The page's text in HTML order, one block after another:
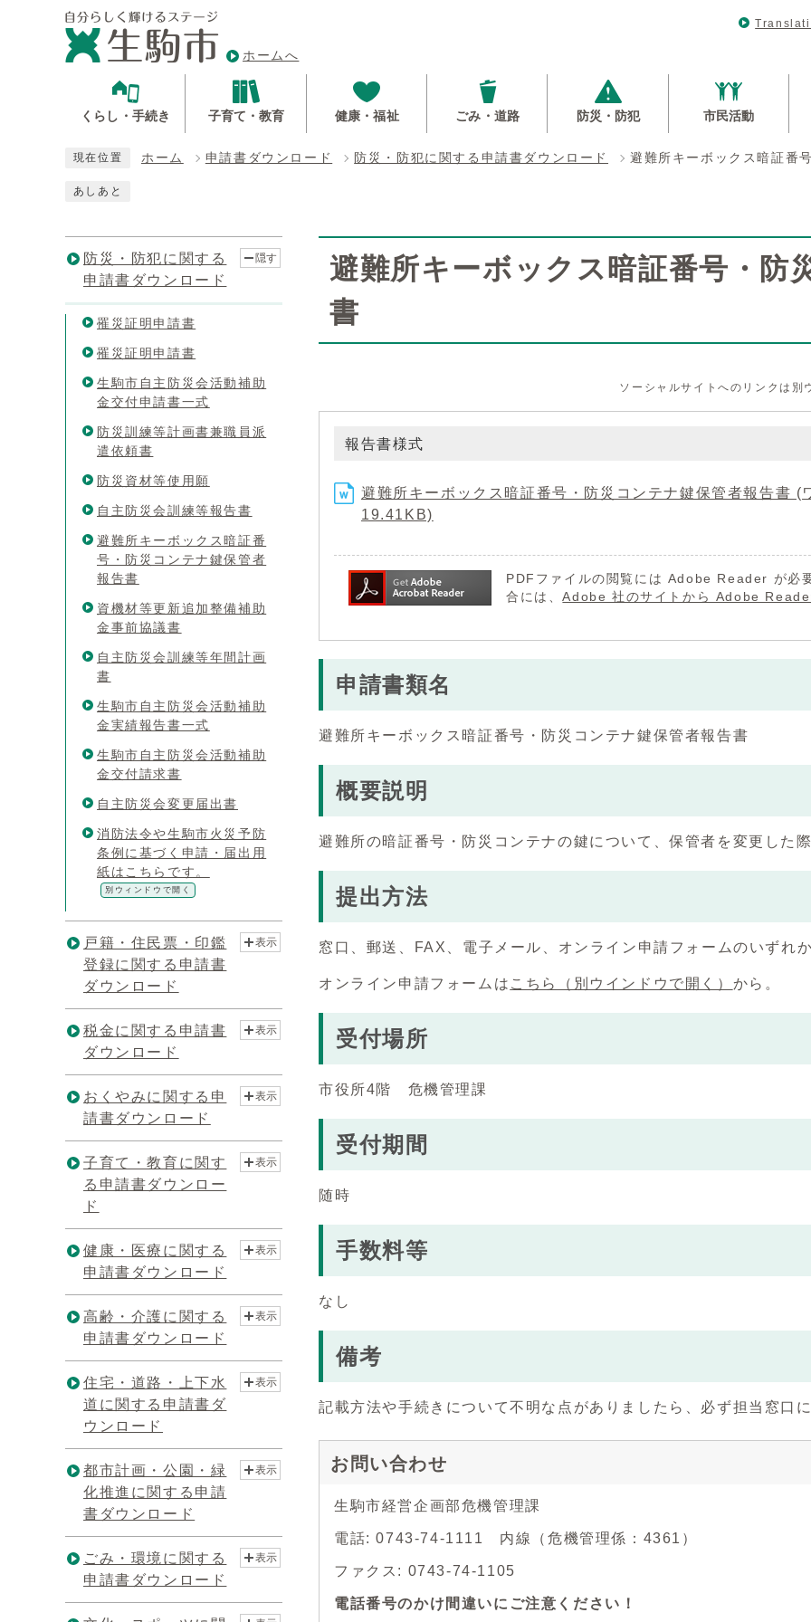
ホームへ
くらし・手続き 子育て・教育 健康・福祉 ごみ・道路 防災・防犯 市民活動
現在位置 ホーム 申請書ダウンロード 防災・防犯に関する申請書ダウンロード 避難所キーボックス暗証番
あしあと
避難所キーボックス暗証番号・防
書
ソーシャルサイトへのリンクは別
報告書様式
避難所キーボックス暗証番号・防災コンテナ鍵保管者報告書 (
19.41KB)
PDFファイルの閲覧には Adobe Reader が必
合には、Adobe 社のサイトから Adobe
申請書類名
避難所キーボックス暗証番号・防災コンテナ鍵保管者報告書
概要説明
避難所の暗証番号・防災コンテナの鍵について、保管者を変更した
提出方法
窓口、郵送、FAX、電子メール、オンライン申請フォームのいずれか
オンライン申請フォームは こちら （別ウインドウで開く） から。
受付場所
市役所4階 危機管理課
受付期間
随時
手数料等
なし
備考
記載方法や手続きについて不明な点がありましたら、必ず担当窓口
お問い合わせ
生駒市経営企画部危機管理課
電話: 0743-74-1111 内線（危機管理係：4361）
ファクス: 0743-74-1105
電話番号のかけ間違いにご注意ください！
防災・防犯に関する
申請書ダウンロード
隠す
罹災証明申請書
罹災証明申請書
生駒市自主防災会活動補助
金交付申請書一式
防災訓練等計画書兼職員派
遣依頼書
防災資材等使用願
自主防災会訓練等報告書
避難所キーボックス暗証番
号・防災コンテナ鍵保管者
報告書
資機材等更新追加整備補助
金事前協議書
自主防災会訓練等年間計画
書
生駒市自主防災会活動補助
金実績報告書一式
生駒市自主防災会活動補助
金交付請求書
自主防災会変更届出書
消防法令や生駒市火災予防
条例に基づく申請・届出用
紙はこちらです。
別ウィンドウで開く
戸籍・住民票・印鑑
登録に関する申請書
ダウンロード
表示
税金に関する申請書
ダウンロード
表示
おくやみに関する申
請書ダウンロード
表示
子育て・教育に関す
る申請書ダウンロー
ド
表示
健康・医療に関する
申請書ダウンロード
表示
高齢・介護に関する
申請書ダウンロード
表示
住宅・道路・上下水
道に関する申請書ダ
ウンロード
表示
都市計画・公園・緑
化推進に関する申請
書ダウンロード
表示
ごみ・環境に関する
申請書ダウンロード
表示